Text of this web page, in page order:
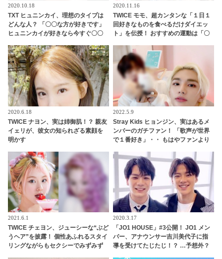
2020.10.18
TXT ヒュニンカイ、理想のタイプは
どんな人？ 「〇〇な方が好きです」
ヒュニンカイが好きなら今すぐ〇〇
2020.11.16
TWICE モモ、超カンタンな「１日１
回好きなものを食べるだけダイエッ
ト」を伝授！ おすすめの運動は「〇
2020.6.18
TWICE ナヨン、実は姉御肌！？ 親友
イェリが、彼女の知られざる素顔を
明かす
2022.5.9
Stray Kids ヒョンジン、実はあるメ
ンバーのガチファン！ 「歌声が世界
で１番好き」・・ もはやファンより
ていることが明らかに
2021.6.1
TWICE チェヨン、ジューシーな“ぶど
うヘア”を披露！ 個性あふれるスタイ
リングながらもセクシーでみずみず
2020.3.17
「JO1 HOUSE」#3公開！ JO1 メン
バー、アナウンサー吉川美代子に指
導を受けてたじたじ！？ …予想外？